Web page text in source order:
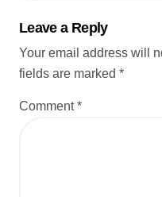
Leave a Reply
Your email address will
fields are marked *
Comment*